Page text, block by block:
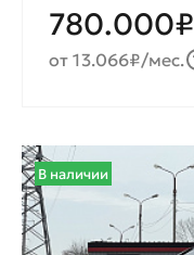
780.000₽
от 13.066₽/мес.
В наличии